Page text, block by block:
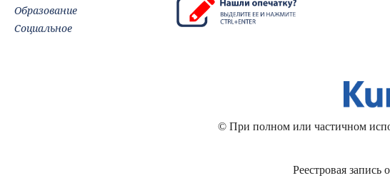
Образование
Социальное
© При полном или частичном
Реестровая